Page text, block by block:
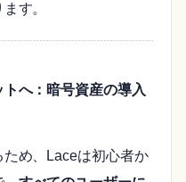
す。
へ：暗号資産の導入
め、Laceは初心者か